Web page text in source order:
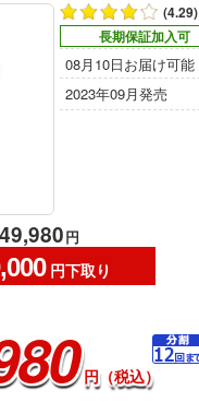
(4.29)
長期保証加入可
08月10日お届け可能
2023年09月発売
49,980円
円下取り
円（税込）